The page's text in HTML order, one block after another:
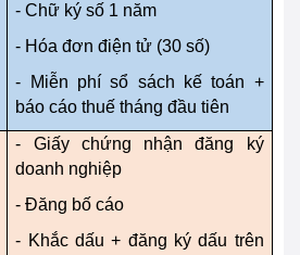
- Chữ ký số 1 năm
- Hóa đơn điện tử (30 số)
- Miễn phí sổ sách kế toán +
báo cáo thuế tháng đầu tiên
- Giấy chứng nhận đăng ký
doanh nghiệp
- Đăng bố cáo
- Khắc dấu + đăng ký dấu trên